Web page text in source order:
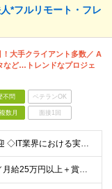
*フルリモート・フレ
！大手クライアント多数／ A
など…トレンドなプロジェ
不問 ベテランOK
数月 面接1回
◇学歴不問・第二新卒歓迎 ◇IT業界における実務経験がある方（言語、工程、年数不問） ◇経験者・30歳以下の方は『書類選考無しの面接確約』 ☆経験者は『書類選考無しの面接確約』をお約束！ PM／PL
◇前職給与を100％保証／月給25万円以上＋賞与年2回＋各種手当 ・残業代と交通費は別途支給 ・退職金や住宅手当など…福利厚生も充実！ 【経験者は経験・スキルに応じて優遇します】 開発経験1年以上：